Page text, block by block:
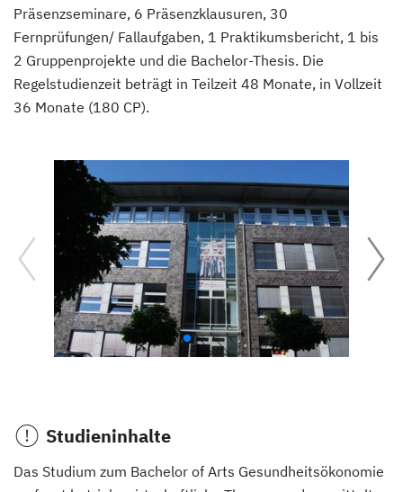
Präsenzseminare, 6 Präsenzklausuren, 30
Fernprüfungen/ Fallaufgaben, 1 Praktikumsbericht, 1 bis
2 Gruppenprojekte und die Bachelor-Thesis. Die
Regelstudienzeit beträgt in Teilzeit 48 Monate, in Vollzeit
36 Monate (180 CP).
Studieninhalte
Das Studium zum Bachelor of Arts Gesundheitsökonomie